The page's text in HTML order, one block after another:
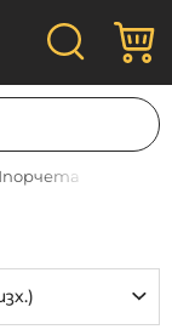
Търсене